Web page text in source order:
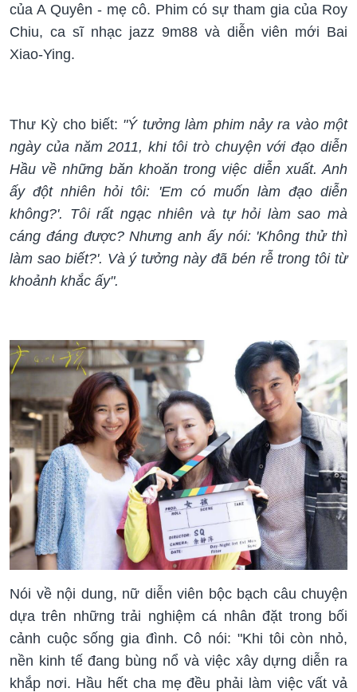
của A Quyên - mẹ cô. Phim có sự tham gia của Roy
Chiu, ca sĩ nhạc jazz 9m88 và diễn viên mới Bai
Xiao-Ying.
Thư Kỳ cho biết: "Ý tưởng làm phim nảy ra vào một
ngày của năm 2011, khi tôi trò chuyện với đạo diễn
Hầu về những băn khoăn trong việc diễn xuất. Anh
ấy đột nhiên hỏi tôi: 'Em có muốn làm đạo diễn
không?'. Tôi rất ngạc nhiên và tự hỏi làm sao mà
cáng đáng được? Nhưng anh ấy nói: 'Không thử thì
làm sao biết?'. Và ý tưởng này đã bén rễ trong tôi từ
khoảnh khắc ấy".
Nói về nội dung, nữ diễn viên bộc bạch câu chuyện
dựa trên những trải nghiệm cá nhân đặt trong bối
cảnh cuộc sống gia đình. Cô nói: "Khi tôi còn nhỏ,
nền kinh tế đang bùng nổ và việc xây dựng diễn ra
khắp nơi. Hầu hết cha mẹ đều phải làm việc vất vả